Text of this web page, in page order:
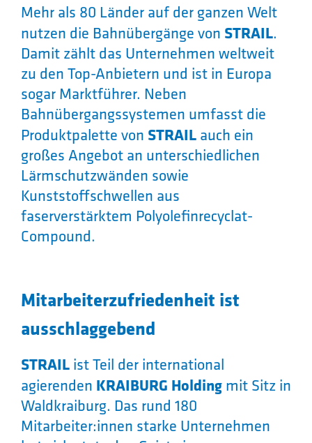
Mehr als 80 Länder auf der ganzen Welt
nutzen die Bahnübergänge von STRAIL.
Damit zählt das Unternehmen weltweit
zu den Top-Anbietern und ist in Europa
sogar Marktführer. Neben
Bahnübergangssystemen umfasst die
Produktpalette von STRAILauch ein
großes Angebot an unterschiedlichen
Lärmschutzwänden sowie
Kunststoffschwellen aus
faserverstärktem Polyolefinrecyclat-
Compound.
Mitarbeiterzufriedenheit ist
ausschlaggebend
STRAIList Teil der international
agierenden KRAIBURG Holdingmit Sitz in
Waldkraiburg. Das rund 180
Mitarbeiter:innen starke Unternehmen